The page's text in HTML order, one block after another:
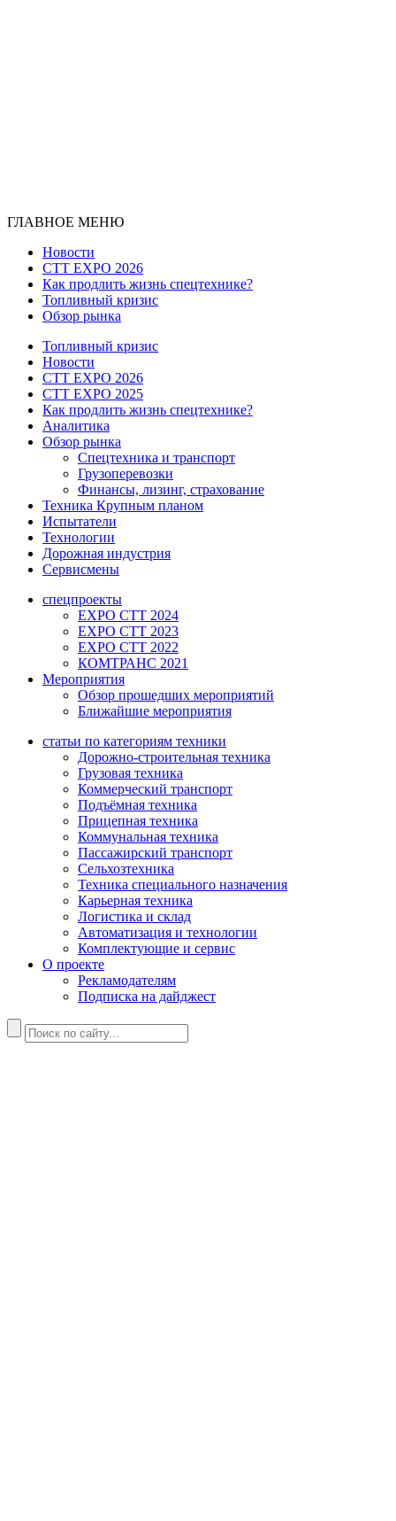
ГЛАВНОЕ МЕНЮ
Новости
CTT EXPO 2026
Как продлить жизнь спецтехнике?
Топливный кризис
Обзор рынка
Топливный кризис
Новости
CTT EXPO 2026
CTT EXPO 2025
Как продлить жизнь спецтехнике?
Аналитика
Обзор рынка
Спецтехника и транспорт
Грузоперевозки
Финансы, лизинг, страхование
Техника Крупным планом
Испытатели
Технологии
Дорожная индустрия
Сервисмены
спецпроекты
EXPO CTT 2024
EXPO CTT 2023
EXPO CTT 2022
КОМТРАНС 2021
Мероприятия
Обзор прошедших мероприятий
Ближайшие мероприятия
статьи по категориям техники
Дорожно-строительная техника
Грузовая техника
Коммерческий транспорт
Подъёмная техника
Прицепная техника
Коммунальная техника
Пассажирский транспорт
Сельхозтехника
Техника специального назначения
Карьерная техника
Логистика и склад
Автоматизация и технологии
Комплектующие и сервис
О проекте
Рекламодателям
Подписка на дайджест